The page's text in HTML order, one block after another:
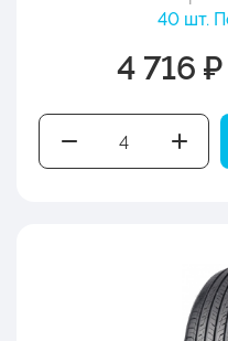
40 шт.
4 716 ₽